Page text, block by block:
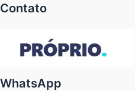
Contato
WhatsApp